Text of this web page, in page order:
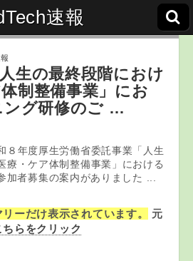
速報
生の最終段階におけ
制整備事業」にお
ング研修のご …
８年度厚生労働省委託事業「人生
療・ケア体制整備事業」における
加者募集の案内がありました ...
ーだけ表示されています。
元
ちらをクリック